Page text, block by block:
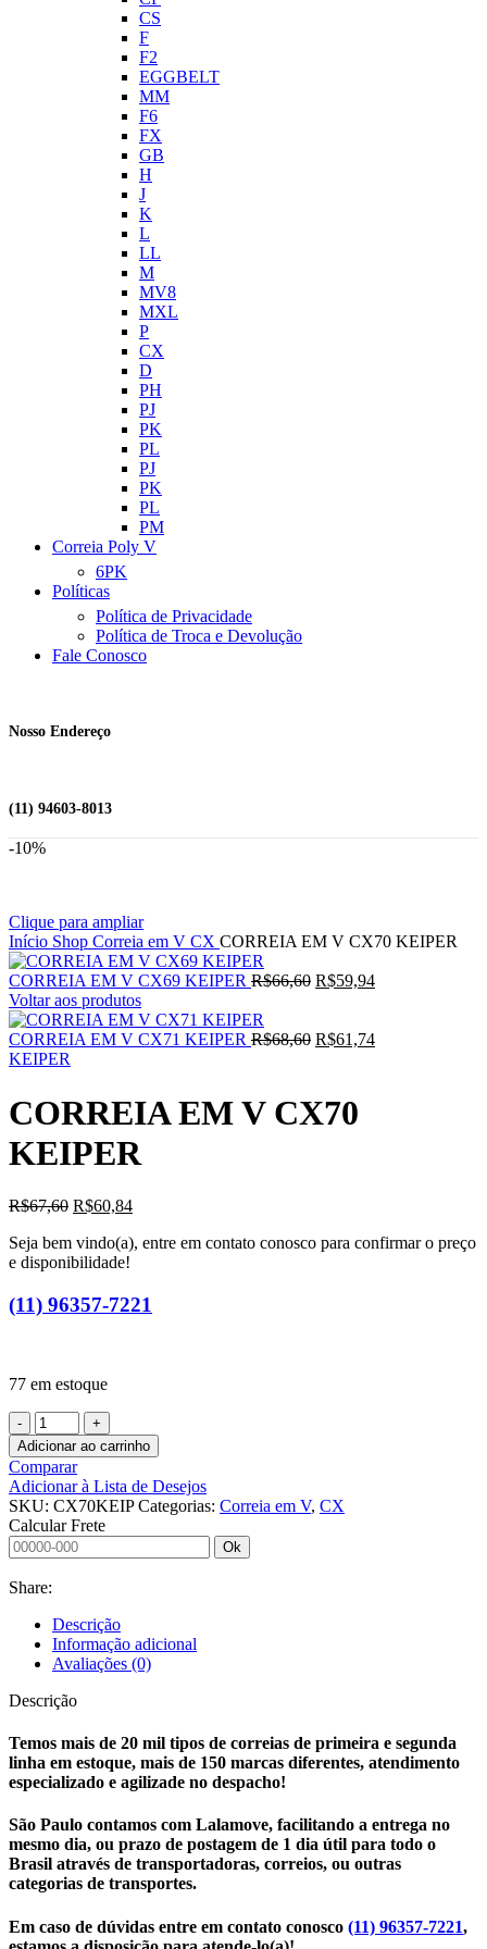
CS
F
F2
EGGBELT
MM
F6
FX
GB
H
J
K
L
LL
M
MV8
MXL
P
CX
D
PH
PJ
PK
PL
PJ
PK
PL
PM
Correia Poly V
6PK
Políticas
Política de Privacidade
Política de Troca e Devolução
Fale Conosco
Nosso Endereço
(11) 94603-8013
-10%
Clique para ampliar
Início Shop Correia em V CX CORREIA EM V CX70 KEIPER
CORREIA EM V CX69 KEIPER R$66,60 O
era:
R$59,94O
é:
Voltar aos produtos
CORREIA EM V CX71 KEIPER R$68,60 O
era:
R$68,60.
R$61,74O
KEIPER
CORREIA EM V CX70
KEIPER
R$67,60 O
original
era:
R$60,84O
atual
Seja bem vindo(a), entre em contato conosco para confirmar o preço
e disponibilidade!
(11) 96357-7221
77 em estoque
CORREIA
EM
V
CX70
KEIPER
quantidade
Adicionar ao carrinho
Comparar
Adicionar à Lista de Desejos
SKU: CX70KEIPCategorias: Correia em V, CX
Calcular Frete
Ok
Share:
Descrição
Informação adicional
Avaliações (0)
Descrição
Temos mais de 20 mil tipos de correias de primeira e segunda
linha em estoque, mais de 150 marcas diferentes, atendimento
especializado e agilizade no despacho!
São Paulo contamos com Lalamove, facilitando a entrega no
mesmo dia, ou prazo de postagem de 1 dia útil para todo o
Brasil através de transportadoras, correios, ou outras
categorias de transportes.
Em caso de dúvidas entre em contato conosco (11) 96357-7221,